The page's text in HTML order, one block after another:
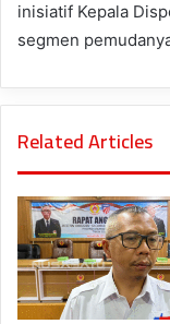
inisiatif Kepala
segmen
Related Articles